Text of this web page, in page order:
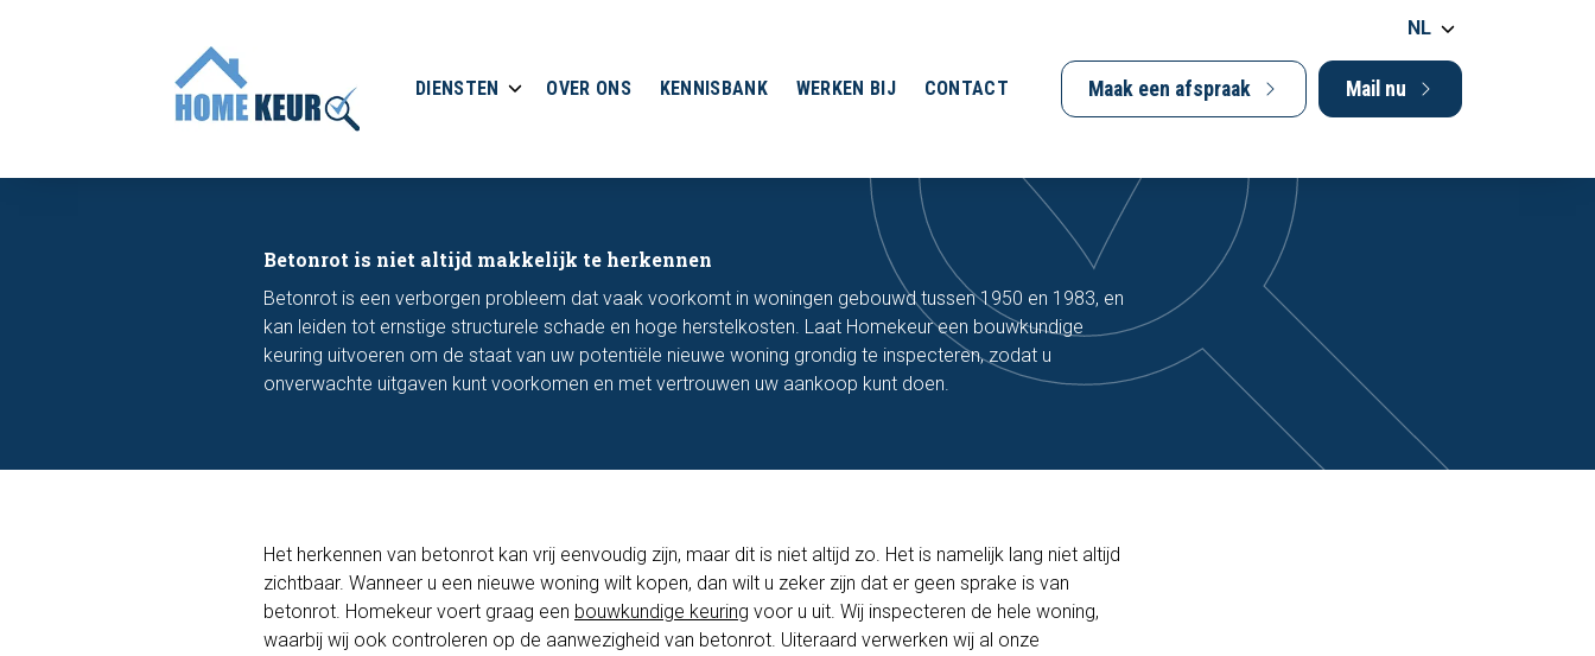
DIENSTEN OVER ONS KENNISBANK WERKEN BIJ CONTACT
NL
Maak een afspraak Mail nu
Betonrot is niet altijd makkelijk te herkennen
Betonrot is een verborgen probleem dat vaak voorkomt in woningen gebouwd tussen 1950 en 1983, en
kan leiden tot ernstige structurele schade en hoge herstelkosten. Laat Homekeur een bouwkundige
keuring uitvoeren om de staat van uw potentiële nieuwe woning grondig te inspecteren, zodat u
onverwachte uitgaven kunt voorkomen en met vertrouwen uw aankoop kunt doen.
Het herkennen van betonrot kan vrij eenvoudig zijn, maar dit is niet altijd zo. Het is namelijk lang niet altijd
zichtbaar. Wanneer u een nieuwe woning wilt kopen, dan wilt u zeker zijn dat er geen sprake is van
betonrot. Homekeur voert graag een bouwkundige keuring voor u uit. Wij inspecteren de hele woning,
waarbij wij ook controleren op de aanwezigheid van betonrot. Uiteraard verwerken wij al onze